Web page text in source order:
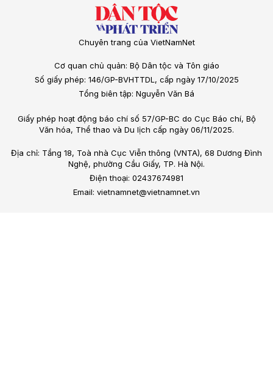
Chuyên trang của VietNamNet
Cơ quan chủ quản: Bộ Dân tộc và Tôn giáo
Số giấy phép: 146/GP-BVHTTDL, cấp ngày 17/10/2025
Tổng biên tập: Nguyễn Văn Bá
Giấy phép hoạt động báo chí số 57/GP-BC do Cục Báo chí, Bộ
Văn hóa, Thể thao và Du lịch cấp ngày 06/11/2025.
Địa chỉ: Tầng 18, Toà nhà Cục Viễn thông (VNTA), 68 Dương Đình
Nghệ, phường Cầu Giấy, TP. Hà Nội.
Điện thoại: 02437674981
Email: vietnamnet@vietnamnet.vn